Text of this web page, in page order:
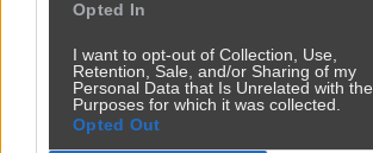
Opted In
I want to opt-out of Collection, Use,
Retention, Sale, and/or Sharing of my
Personal Data that Is Unrelated with the
Purposes for which it was collected.
Opted Out